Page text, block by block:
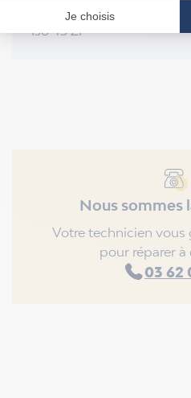
Iso 20 Kit
Iso 45 ZF
Nous sommes
Votre technicien
pour réparer à
03 62